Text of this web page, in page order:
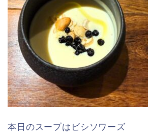
本日のスープはビシソワーズ